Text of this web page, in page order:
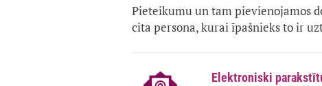
Pieteikumu un tam pievienojamos
cita persona, kurai īpašnieks to ir
Elektroniski